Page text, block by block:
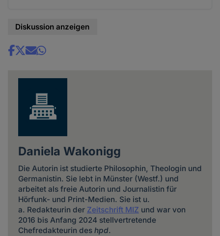
Diskussion anzeigen
Share
Daniela Wakonigg
Die Autorin ist studierte Philosophin, Theologin und
Germanistin. Sie lebt in Münster (Westf.) und
arbeitet als freie Autorin und Journalistin für
Hörfunk- und Print-Medien. Sie ist u.
a. Redakteurin der Zeitschrift MIZ und war von
2016 bis Anfang 2024 stellvertretende
Chefredakteurin des hpd.